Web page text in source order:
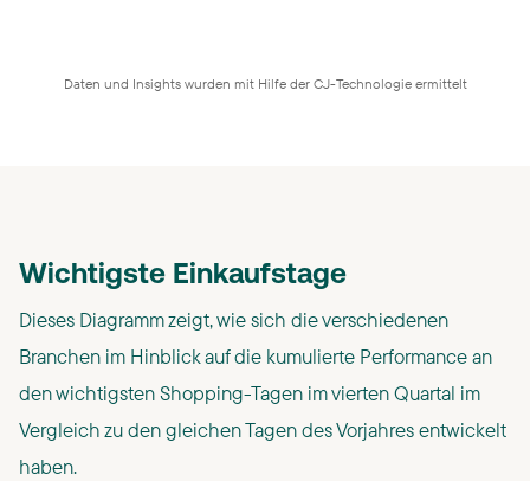
Daten und Insights wurden mit Hilfe der CJ-Technologie ermittelt
Wichtigste Einkaufstage
Dieses Diagramm zeigt, wie sich die verschiedenen
Branchen im Hinblick auf die kumulierte Performance an
den wichtigsten Shopping-Tagen im vierten Quartal im
Vergleich zu den gleichen Tagen des Vorjahres entwickelt
haben.